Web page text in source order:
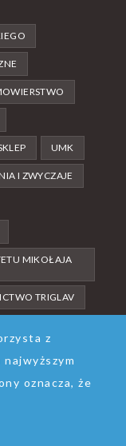
z
oznacza, że
UMK
I ZWYCZAJE
MIKOŁAJA
TRIGLAV